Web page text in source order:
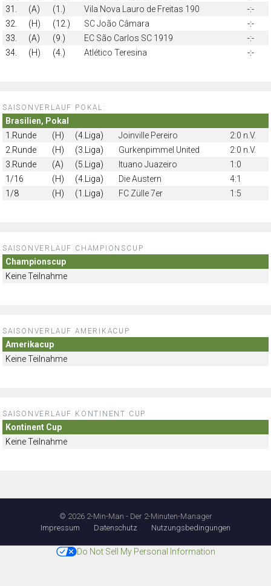
31.
(A) (1.) Vila Nova Lauro de Freitas 190
-:-
32.
(H) (12.) SC João Câmara
-:-
33.
(A) (9.) EC São Carlos SC 1919
-:-
34.
(H) (4.) Atlético Teresina -:-
SAISONVERLAUF POKAL:
Brasilien, Pokal
1.Runde
(H) (4.Liga) Joinville Pereiro
2:0 n.V.
2.Runde
(H) (3.Liga) Gurkenpimmel United
2:0 n.V.
3.Runde
(A) (5.Liga) Ituano Juazeiro
1:0
1/16
(H) (4.Liga) Die Austern
4:1
1/8
(H) (1.Liga) FC Zülle 7er 1:5
SAISONVERLAUF CHAMPIONSCUP
Championscup
Keine Teilnahme
SAISONVERLAUF AMERIKACUP
Amerikacup
Keine Teilnahme
SAISONVERLAUF KONTINENT CUP
Kontinent Cup
Keine Teilnahme
© 2026 2-Min-Man - Der 2-Minuten-Manager
Impressum
Datenschutz Nutzungsbedingungen
Do Not Sell My Personal Information